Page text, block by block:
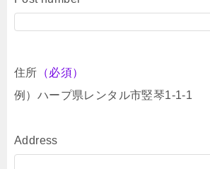
住所 （必須）
例）ハープ県レンタル市竪琴1-1-1
Address